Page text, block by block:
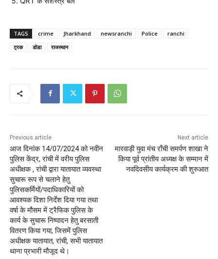
TAGS crime Jharkhand newsranchi Police
ranchi
ट्रक
डोडा राजस्थान
Previous article
आज दिनांक 14/07/2024 को नवीन
पुलिस केंद्र, रांची में वरीय पुलिस
अधीक्षक , रांची द्वारा यातायात व्यवस्था
सुचारू रूप से चलाने हेतु
पुलिसकर्मियों/पदाधिकारियों को
आवश्यक दिशा निर्देश दिया गया तथा
वर्षा के मौसम में ट्रैफिक पुलिस के
कार्य के सुचारू निष्पादन हेतु बरसाती
वितरण किया गया, जिसमें पुलिस
अधीक्षक यातायात, रांची, सभी यातायात
थाना प्रभारी मौजूद थे।
Next article
मारवाड़ी युवा मंच राँची समर्पण शाखा ने
किया पूर्व प्रांतीय अध्यक्ष के सम्मान में
नवदिवसीय कार्यक्रम की शुरुआत